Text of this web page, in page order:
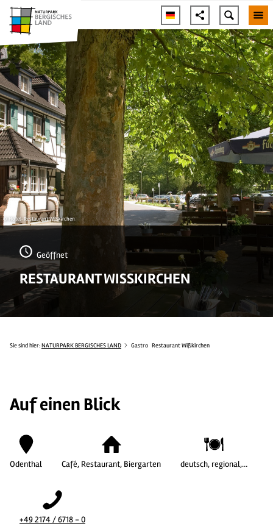
© Hotel-Restaurant Wißkirchen
Geöffnet
RESTAURANT WISSKIRCHEN
Sie sind hier: NATURPARK BERGISCHES LAND Gastro Restaurant Wißkirchen
Auf einen Blick
Odenthal Café, Restaurant, Biergarten deutsch, regional,…
+49 2174 / 6718 - 0